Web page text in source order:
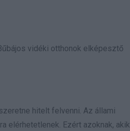
vidéki otthonok elképesztő
hitelt felvenni. Az állami
elérhetetlenek. Ezért azoknak, akik